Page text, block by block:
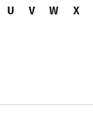
U V W X